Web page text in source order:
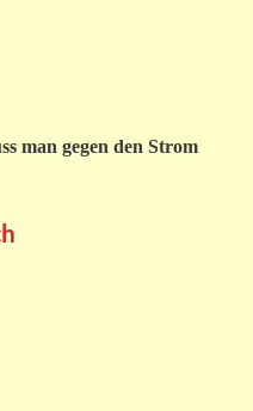
man gegen den Strom